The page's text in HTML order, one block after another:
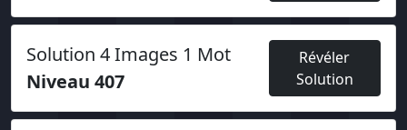
Solution 4 Images 1 Mot
Niveau 407
Révéler
Solution